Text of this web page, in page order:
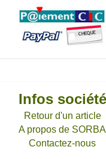
Infos société
Retour d'un article
A propos de SORBA
Contactez-nous